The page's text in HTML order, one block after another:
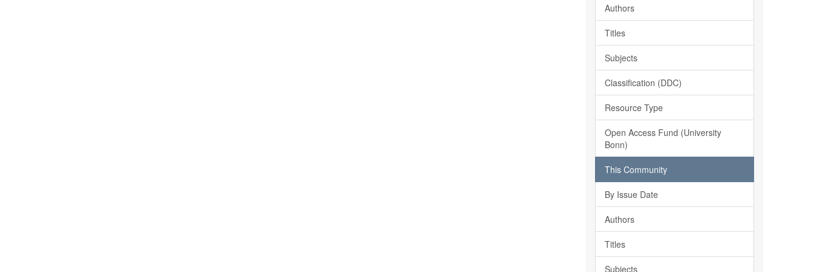
Authors
Titles
Subjects
Classification (DDC)
Resource Type
Open Access Fund (University
Bonn)
This Community
By Issue Date
Authors
Titles
Subjects